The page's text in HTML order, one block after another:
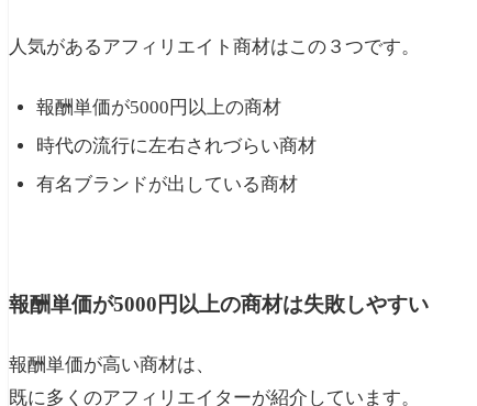
人気があるアフィリエイト商材はこの３つです。
報酬単価が5000円以上の商材
時代の流行に左右されづらい商材
有名ブランドが出している商材
報酬単価が5000円以上の商材は失敗しやすい
報酬単価が高い商材は、
既に多くのアフィリエイターが紹介しています。